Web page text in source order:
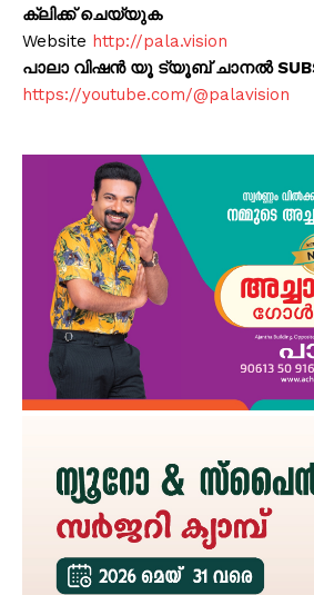
ക്ലിക്ക് ചെയ്യുക
Website http://pala.vision
പാലാ വിഷൻ യൂ ട്യൂബ് ചാനൽ
https://youtube.com/@palavision